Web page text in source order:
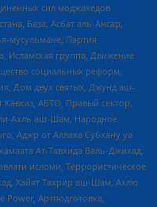
сил моджахедов
База, Асбат аль-Ансар,
мусульмане, Партия
Исламская группа, Движение
социальных реформ,
Дом двух святых, Джунд аш-
АБТО, Правый сектор,
ли-Ахль аш-Шам, Народное
Аджр от Аллаха Субхану уа
Ат-Тавхида Валь-Джихад,
исломи, Террористическое
Хайят Тахрир аш-Шам, Ахлю
Артподготовка,